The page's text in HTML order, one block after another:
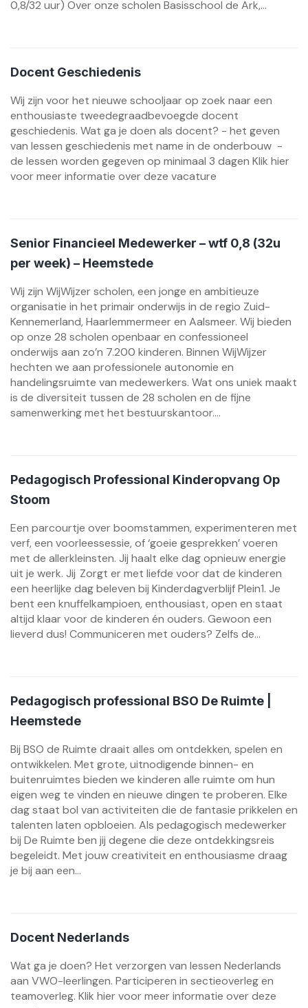
0,8/32 uur) Over onze scholen Basisschool de Ark,...
Docent Geschiedenis
Wij zijn voor het nieuwe schooljaar op zoek naar een
enthousiaste tweedegraadbevoegde docent
geschiedenis. Wat ga je doen als docent? - het geven
van lessen geschiedenis met name in de onderbouw -
de lessen worden gegeven op minimaal 3 dagen Klik hier
voor meer informatie over deze vacature
Senior Financieel Medewerker – wtf 0,8 (32u
per week) – Heemstede
Wij zijn WijWijzer scholen, een jonge en ambitieuze
organisatie in het primair onderwijs in de regio Zuid-
Kennemerland, Haarlemmermeer en Aalsmeer. Wij bieden
op onze 28 scholen openbaar en confessioneel
onderwijs aan zo’n 7.200 kinderen. Binnen WijWijzer
hechten we aan professionele autonomie en
handelingsruimte van medewerkers. Wat ons uniek maakt
is de diversiteit tussen de 28 scholen en de fijne
samenwerking met het bestuurskantoor....
Pedagogisch Professional Kinderopvang Op
Stoom
Een parcourtje over boomstammen, experimenteren met
verf, een voorleessessie, of ‘goeie gesprekken’ voeren
met de allerkleinsten. Jij haalt elke dag opnieuw energie
uit je werk. Jij Zorgt er met liefde voor dat de kinderen
een heerlijke dag beleven bij Kinderdagverblijf Plein1. Je
bent een knuffelkampioen, enthousiast, open en staat
altijd klaar voor de kinderen én ouders. Gewoon een
lieverd dus! Communiceren met ouders? Zelfs de...
Pedagogisch professional BSO De Ruimte |
Heemstede
Bij BSO de Ruimte draait alles om ontdekken, spelen en
ontwikkelen. Met grote, uitnodigende binnen- en
buitenruimtes bieden we kinderen alle ruimte om hun
eigen weg te vinden en nieuwe dingen te proberen. Elke
dag staat bol van activiteiten die de fantasie prikkelen en
talenten laten opbloeien. Als pedagogisch medewerker
bij De Ruimte ben jij degene die deze ontdekkingsreis
begeleidt. Met jouw creativiteit en enthousiasme draag
je bij aan een...
Docent Nederlands
Wat ga je doen? Het verzorgen van lessen Nederlands
aan VWO-leerlingen. Participeren in sectieoverleg en
teamoverleg. Klik hier voor meer informatie over deze